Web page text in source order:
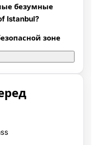
безумные
Istanbul?
зоне